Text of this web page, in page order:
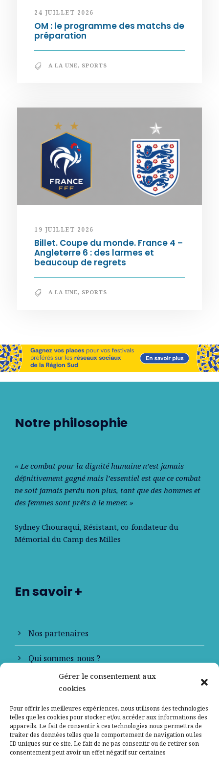
Gérer le consentement aux
cookies
Pour offrir les meilleures expériences, nous utilisons des technologies
telles que les cookies pour stocker et/ou accéder aux informations des
appareils. Le fait de consentir à ces technologies nous permettra de
traiter des données telles que le comportement de navigation ou les
ID uniques sur ce site. Le fait de ne pas consentir ou de retirer son
consentement peut avoir un effet négatif sur certaines
24 JUILLET 2026
OM : le programme des matchs de
préparation
A LA UNE, SPORTS
19 JUILLET 2026
Billet. Coupe du monde. France 4 –
Angleterre 6 : des larmes et
beaucoup de regrets
A LA UNE, SPORTS
Notre philosophie
« Le combat pour la dignité humaine n’est jamais
déﬁnitivement gagné mais l’essentiel est que ce combat
ne soit jamais perdu non plus, tant que des hommes et
des femmes sont prêts à le mener. »
Sydney Chouraqui, Résistant, co-fondateur du
Mémorial du Camp des Milles
En savoir +
Nos partenaires
Qui sommes-nous ?
Contactez-nous
Mentions légales
Politique de confidentialité